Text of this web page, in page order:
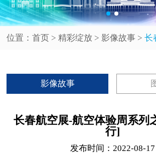
位置：首页 > 精彩绽放 >影像故事 >长春
影像故事
长春航空展-航空体验周系列
行]
发布时间：2022-08-17